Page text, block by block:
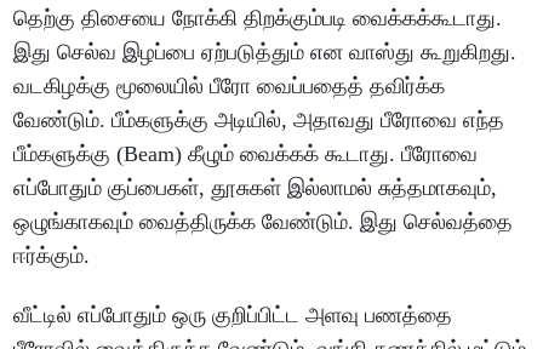
தெற்கு திசையை நோக்கி திறக்கும்படி வைக்கக்கூடாது.
இது செல்வ இழப்பை ஏற்படுத்தும் என வாஸ்து கூறுகிறது.
வடகிழக்கு மூலையில் பீரோ வைப்பதைத் தவிர்க்க
வேண்டும். பீம்களுக்கு அடியில், அதாவது பீரோவை எந்த
பீம்களுக்கு (Beam) கீழும் வைக்கக் கூடாது. பீரோவை
எப்போதும் குப்பைகள், தூசுகள் இல்லாமல் சுத்தமாகவும்,
ஒழுங்காகவும் வைத்திருக்க வேண்டும். இது செல்வத்தை
ஈர்க்கும்.
வீட்டில் எப்போதும் ஒரு குறிப்பிட்ட அளவு பணத்தை